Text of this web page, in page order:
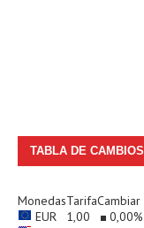
TABLA DE CAMBIOS
MonedasTarifaCambiar
EUR
1,00 0,00%